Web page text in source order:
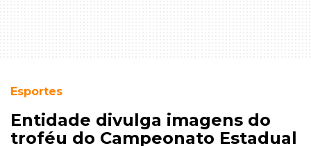
Esportes
Entidade divulga imagens do
troféu do Campeonato Estadual